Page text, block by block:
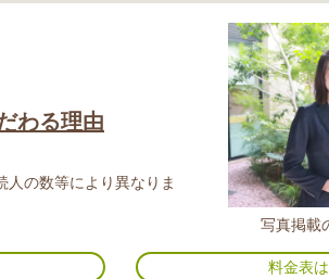
写真掲載
わる理由
人の数等により異なりま
料金表